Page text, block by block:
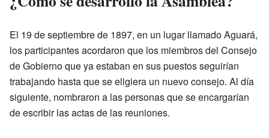
El 19 de septiembre de 1897, en un lugar llamado Aguará,
los participantes acordaron que los miembros del Consejo
de Gobierno que ya estaban en sus puestos seguirían
trabajando hasta que se eligiera un nuevo consejo. Al día
siguiente, nombraron a las personas que se encargarían
de escribir las actas de las reuniones.